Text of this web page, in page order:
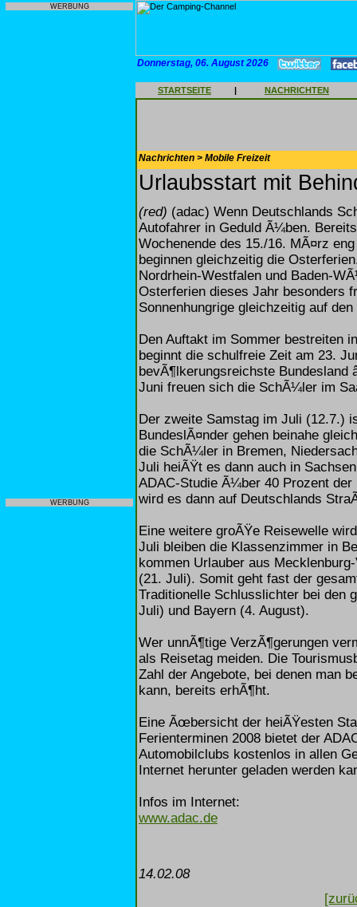
WERBUNG
WERBUNG
Donnerstag, 06. August 2026
STARTSEITE | NACHRICHTEN
Nachrichten > Mobile Freizeit
Urlaubsstart mit
(red) (adac) Wenn Deutschlands
Autofahrer in Geduld Ã¼ben.
Wochenende des 15./16. MÃ¤rz
beginnen gleichzeitig die
Nordrhein-Westfalen und Baden-
Osterferien dieses Jahr besonders
Sonnenhungrige gleichzeitig auf
Den Auftakt im Sommer bestreiten
beginnt die schulfreie Zeit am 23.
bevÃ¶lkerungsreichste Bundesland
Juni freuen sich die SchÃ¼ler im
Der zweite Samstag im Juli (12.7.)
BundeslÃ¤nder gehen beinahe
die SchÃ¼ler in Bremen,
Juli heiÃŸt es dann auch in
ADAC-Studie Ã¼ber 40 Prozent
wird es dann auf Deutschlands
Eine weitere groÃŸe Reisewelle
Juli bleiben die Klassenzimmer in
kommen Urlauber aus
(21. Juli). Somit geht fast der
Traditionelle Schlusslichter bei den
Juli) und Bayern (4. August).
Wer unnÃ¶tige VerzÃ¶gerungen
als Reisetag meiden. Die
Zahl der Angebote, bei denen man
kann, bereits erhÃ¶ht.
Eine Ãœbersicht der heiÃŸesten
Ferienterminen 2008 bietet der
Automobilclubs kostenlos in allen
Internet herunter geladen werden
Infos im Internet:
www.adac.de
14.02.08